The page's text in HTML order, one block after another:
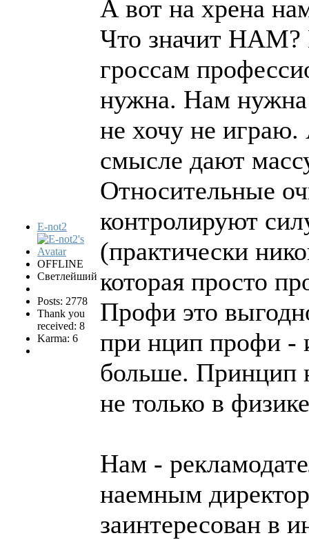
E-not2
OFFLINE
Светлейший
Posts: 2778
Thank you
received: 8
Karma: 6
А вот на хрена
Что значит
гроссам
нужна. Нам нужна
не хочу не
смысле дают
Относительные
контролируют
(практически
которая просто
Профи это
при нцип профи -
больше. Принцип
не только в
Нам -
наемным
заинтересован в